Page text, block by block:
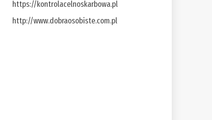
https://kontrolacelnoskarbowa.pl
http://www.dobraosobiste.com.pl